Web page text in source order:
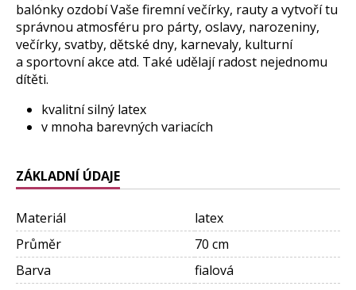
balónky ozdobí Vaše firemní večírky, rauty a vytvoří tu
správnou atmosféru pro párty, oslavy, narozeniny,
večírky, svatby, dětské dny, karnevaly, kulturní
a sportovní akce atd. Také udělají radost nejednomu
dítěti.
kvalitní silný latex
v mnoha barevných variacích
ZÁKLADNÍ ÚDAJE
Materiál
latex
Průměr
70 cm
Barva
fialová